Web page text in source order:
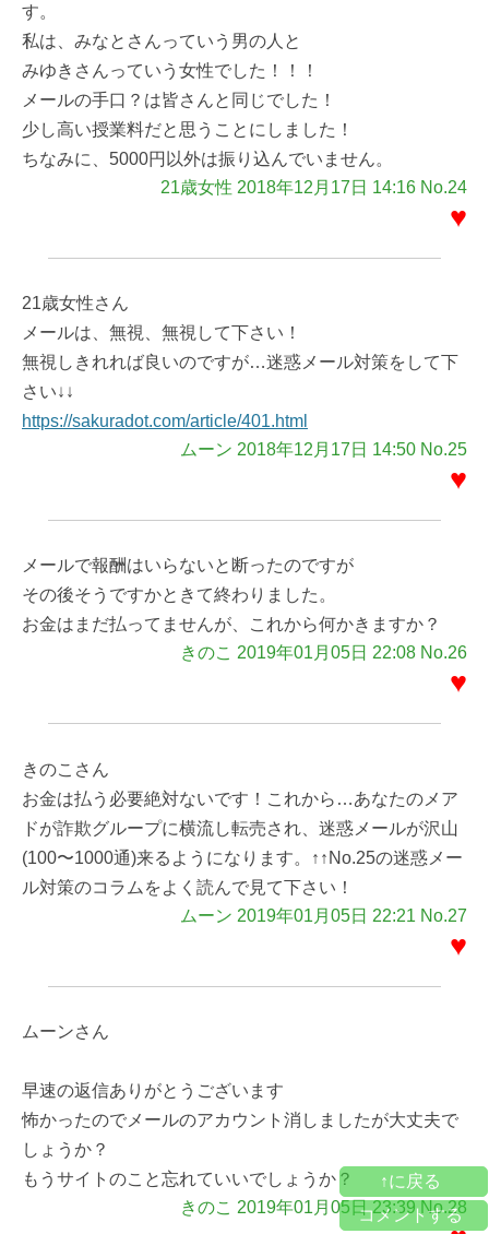
す。
私は、みなとさんっていう男の人と
みゆきさんっていう女性でした！！！
メールの手口？は皆さんと同じでした！
少し高い授業料だと思うことにしました！
ちなみに、5000円以外は振り込んでいません。
21歳女性 2018年12月17日 14:16 No.24
♥
21歳女性さん
メールは、無視、無視して下さい！
無視しきれれば良いのですが…迷惑メール対策をして下
さい↓↓
https://sakuradot.com/article/401.html
ムーン 2018年12月17日 14:50 No.25
♥
メールで報酬はいらないと断ったのですが
その後そうですかときて終わりました。
お金はまだ払ってませんが、これから何かきますか？
きのこ 2019年01月05日 22:08 No.26
♥
きのこさん
お金は払う必要絶対ないです！これから…あなたのメア
ドが詐欺グループに横流し転売され、迷惑メールが沢山
(100〜1000通)来るようになります。↑↑No.25の迷惑メー
ル対策のコラムをよく読んで見て下さい！
ムーン 2019年01月05日 22:21 No.27
♥
ムーンさん
早速の返信ありがとうございます
怖かったのでメールのアカウント消しましたが大丈夫で
しょうか？
もうサイトのこと忘れていいでしょうか？
きのこ 2019年01月05日 23:39 No.28
↑に戻る
コメントする